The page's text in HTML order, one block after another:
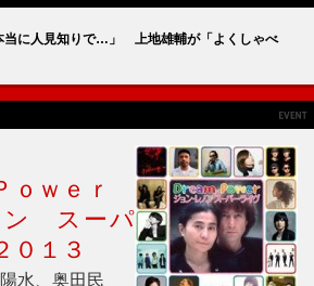
当に人見知りで…」 上地雄輔が「よくしゃべ
ｏｗｅｒ
ン スーパ
１３
水、奥田民